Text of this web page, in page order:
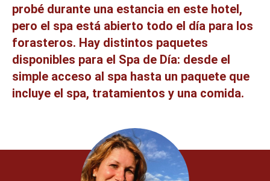
probé durante una estancia en este hotel,
pero el spa está abierto todo el día para los
forasteros. Hay distintos paquetes
disponibles para el Spa de Día: desde el
simple acceso al spa hasta un paquete que
incluye el spa, tratamientos y una comida.